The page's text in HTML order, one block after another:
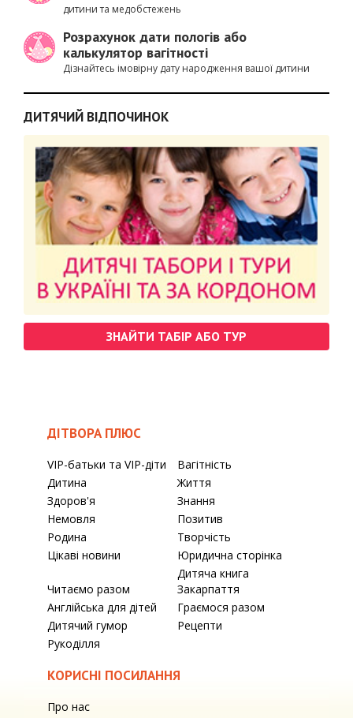
дитини та медобстежень
Розрахунок дати пологів або
калькулятор вагітності
Дізнайтесь імовірну дату народження вашої дитини
ДИТЯЧИЙ ВІДПОЧИНОК
ЗНАЙТИ ТАБІР АБО ТУР
ДІТВОРА ПЛЮС
VIP-батьки та VIP-діти
Вагітність
Дитина
Життя
Здоров'я
Знання
Немовля
Позитив
Родина
Творчість
Цікаві новини
Юридична сторінка
Читаємо разом
Дитяча книга
Закарпаття
Англійська для дітей
Граємося разом
Дитячий гумор
Рецепти
Рукоділля
КОРИСНІ ПОСИЛАННЯ
Про нас